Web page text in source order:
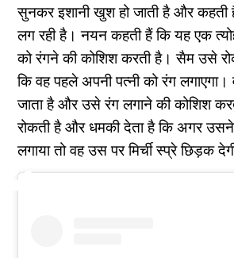
सुनकर इशानी खुश हो जाती है और
लग रही है। नयन कहती हैं कि यह एक
को रंगने की कोशिश करती है। सैम उसे
कि वह पहले अपनी पत्नी को रंग
जाता है और उसे रंग लगाने की कोशिश
रोकती है और धमकी देता है कि अगर
लगाया तो वह उस पर मिर्ची स्प्रे छिड़क